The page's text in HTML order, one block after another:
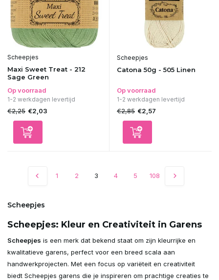
Scheepjes
Maxi Sweet Treat - 212
Sage Green
Op voorraad
1-2 werkdagen levertijd
€2,25 €2,03
Scheepjes
Catona 50g - 505 Linen
Op voorraad
1-2 werkdagen levertijd
€2,85 €2,57
1 2 3 4 5 108
Scheepjes
Scheepjes: Kleur en Creativiteit in Garens
Scheepjes is een merk dat bekend staat om zijn kleurrijke en
kwalitatieve garens, perfect voor een breed scala aan
handwerkprojecten. Met een focus op variëteit en creativiteit
biedt Scheepjes garens die je inspireren om prachtige creaties te